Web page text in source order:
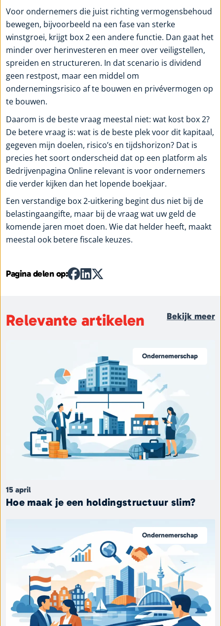
Voor ondernemers die juist richting vermogensbehoud
bewegen, bijvoorbeeld na een fase van sterke
winstgroei, krijgt box 2 een andere functie. Dan gaat het
minder over herinvesteren en meer over veiligstellen,
spreiden en structureren. In dat scenario is dividend
geen restpost, maar een middel om
ondernemingsrisico af te bouwen en privévermogen op
te bouwen.
Daarom is de beste vraag meestal niet: wat kost box 2?
De betere vraag is: wat is de beste plek voor dit kapitaal,
gegeven mijn doelen, risico’s en tijdshorizon? Dat is
precies het soort onderscheid dat op een platform als
Bedrijvenpagina Online relevant is voor ondernemers
die verder kijken dan het lopende boekjaar.
Een verstandige box 2-uitkering begint dus niet bij de
belastingaangifte, maar bij de vraag wat uw geld de
komende jaren moet doen. Wie dat helder heeft, maakt
meestal ook betere fiscale keuzes.
Pagina delen op:
Relevante artikelen Bekijk meer
Ondernemerschap
15 april
Hoe maak je een holdingstructuur slim?
Ondernemerschap